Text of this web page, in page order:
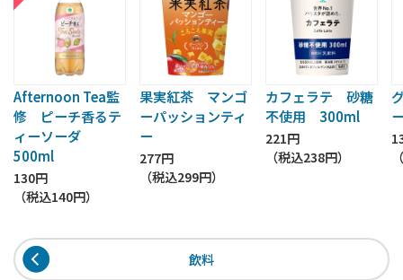
Afternoon Tea監
修 ピーチ香るテ
ィーソーダ
500ml
130円
（税込140円）
果実紅茶 マンゴ
ーパッションティ
ー
277円
（税込299円）
カフェラテ 砂糖
不使用 300ml
221円
（税込238円）
飲料